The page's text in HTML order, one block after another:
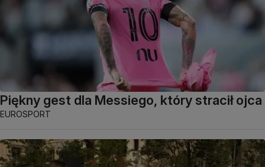
Piękny gest dla Messiego, który stracił ojca
EUROSPORT